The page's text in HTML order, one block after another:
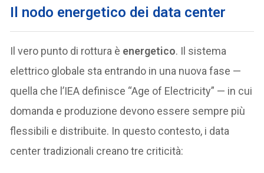
Il nodo energetico dei data center
Il vero punto di rottura è energetico. Il sistema
elettrico globale sta entrando in una nuova fase —
quella che l’IEA definisce “Age of Electricity” — in cui
domanda e produzione devono essere sempre più
flessibili e distribuite. In questo contesto, i data
center tradizionali creano tre criticità: